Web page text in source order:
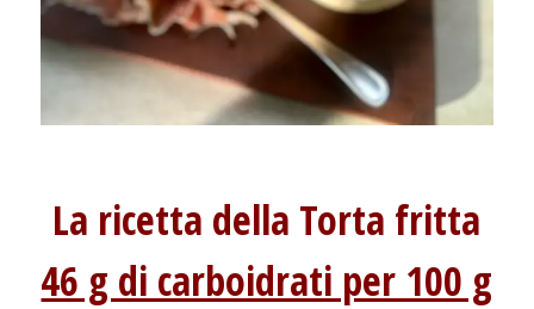
La ricetta della Torta fritta
46 g di carboidrati per 100 g